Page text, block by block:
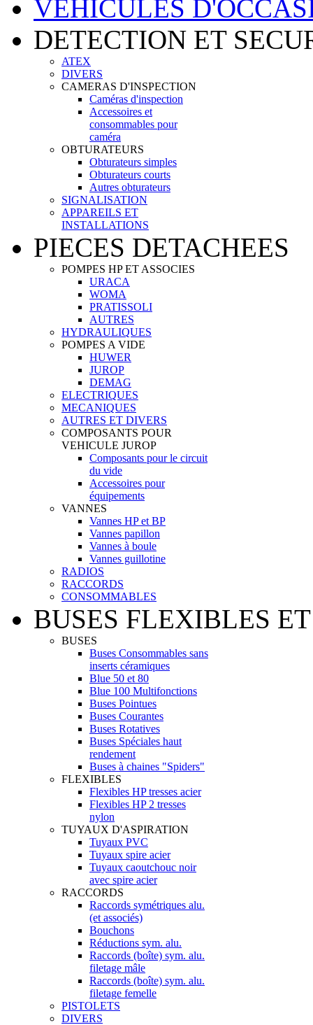
VEHICULES
DETECTION ET
ATEX
DIVERS
CAMERAS D'INSPECTION
Caméras d'inspection
Accessoires et
consommables pour
caméra
OBTURATEURS
Obturateurs simples
Obturateurs courts
Autres obturateurs
SIGNALISATION
APPAREILS ET
INSTALLATIONS
PIECES DETACHEES
POMPES HP ET ASSOCIES
URACA
WOMA
PRATISSOLI
AUTRES
HYDRAULIQUES
POMPES A VIDE
HUWER
JUROP
DEMAG
ELECTRIQUES
MECANIQUES
AUTRES ET DIVERS
COMPOSANTS POUR
VEHICULE JUROP
Composants pour le circuit
du vide
Accessoires pour
équipements
VANNES
Vannes HP et BP
Vannes papillon
Vannes à boule
Vannes guillotine
RADIOS
RACCORDS
CONSOMMABLES
BUSES FLEXIBLES
BUSES
Buses Consommables sans
inserts céramiques
Blue 50 et 80
Blue 100 Multifonctions
Buses Pointues
Buses Courantes
Buses Rotatives
Buses Spéciales haut
rendement
Buses à chaines "Spiders"
FLEXIBLES
Flexibles HP tresses acier
Flexibles HP 2 tresses
nylon
TUYAUX D'ASPIRATION
Tuyaux PVC
Tuyaux spire acier
Tuyaux caoutchouc noir
avec spire acier
RACCORDS
Raccords symétriques alu.
(et associés)
Bouchons
Réductions sym. alu.
Raccords (boîte) sym. alu.
filetage mâle
Raccords (boîte) sym. alu.
filetage femelle
PISTOLETS
DIVERS